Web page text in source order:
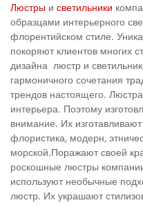
Люстры и светильники
образцами интерьерного
флорентийском стиле.
покоряют клиентов многих
дизайна люстр и
гармоничного сочетания
трендов настоящего.
интерьера. Поэтому
внимание. Их
флористика, модерн,
морской.Поражают своей
роскошные люстры
используют необычные
люстр. Их украшают